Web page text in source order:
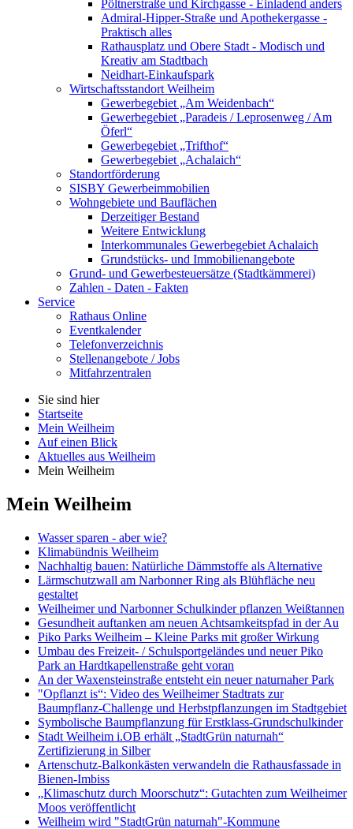
Pöltnerstraße und Kirchgasse - Einladend anders
Admiral-Hipper-Straße und Apothekergasse -
Praktisch alles
Rathausplatz und Obere Stadt - Modisch und
Kreativ am Stadtbach
Neidhart-Einkaufspark
Wirtschaftsstandort Weilheim
Gewerbegebiet „Am Weidenbach“
Gewerbegebiet „Paradeis / Leprosenweg / Am
Öferl“
Gewerbegebiet „Trifthof“
Gewerbegebiet „Achalaich“
Standortförderung
SISBY Gewerbeimmobilien
Wohngebiete und Bauflächen
Derzeitiger Bestand
Weitere Entwicklung
Interkommunales Gewerbegebiet Achalaich
Grundstücks- und Immobilienangebote
Grund- und Gewerbesteuersätze (Stadtkämmerei)
Zahlen - Daten - Fakten
Service
Rathaus Online
Eventkalender
Telefonverzeichnis
Stellenangebote / Jobs
Mitfahrzentralen
Sie sind hier
Startseite
Mein Weilheim
Auf einen Blick
Aktuelles aus Weilheim
Mein Weilheim
Mein Weilheim
Wasser sparen - aber wie?
Klimabündnis Weilheim
Nachhaltig bauen: Natürliche Dämmstoffe als Alternative
Lärmschutzwall am Narbonner Ring als Blühfläche neu
gestaltet
Weilheimer und Narbonner Schulkinder pflanzen Weißtannen
Gesundheit auftanken am neuen Achtsamkeitspfad in der Au
Piko Parks Weilheim – Kleine Parks mit großer Wirkung
Umbau des Freizeit- / Schulsportgeländes und neuer Piko
Park an Hardtkapellenstraße geht voran
An der Waxensteinstraße entsteht ein neuer naturnaher Park
"Opflanzt is“: Video des Weilheimer Stadtrats zur
Baumpflanz-Challenge und Herbstpflanzungen im Stadtgebiet
Symbolische Baumpflanzung für Erstklass-Grundschulkinder
Stadt Weilheim i.OB erhält „StadtGrün naturnah“
Zertifizierung in Silber
Artenschutz-Balkonkästen verwandeln die Rathausfassade in
Bienen-Imbiss
„Klimaschutz durch Moorschutz“: Gutachten zum Weilheimer
Moos veröffentlicht
Weilheim wird "StadtGrün naturnah"-Kommune